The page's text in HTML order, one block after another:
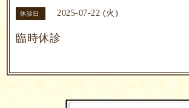
休診日 2025-07-22 (火)
臨時休診